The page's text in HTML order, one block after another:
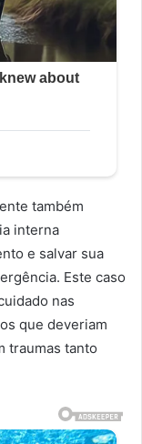
também
interna
e salvar sua
Este caso
nas
que deveriam
traumas tanto